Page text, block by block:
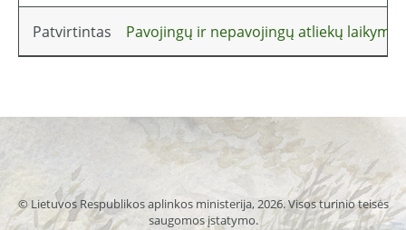
Patvirtintas Pavojingų ir nepavojingų atliekų
© Lietuvos Respublikos aplinkos ministerija, 2026. Visos turinio teisės
saugomos įstatymo.